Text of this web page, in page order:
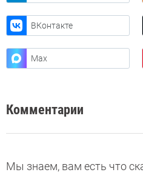
ВКонтакте
Max
Комментарии
Мы знаем, вам есть что